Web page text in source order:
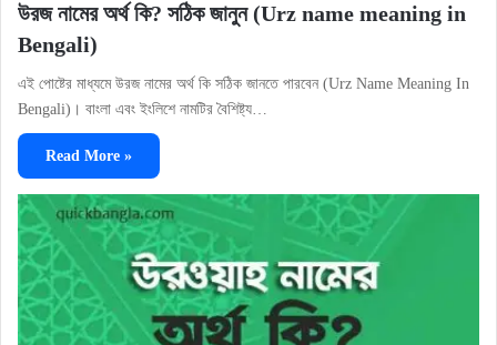
উরজ নামের অর্থ কি? সঠিক জানুন (Urz name meaning in
Bengali)
এই পোষ্টের মাধ্যমে উরজ নামের অর্থ কি সঠিক জানতে পারবেন (Urz Name Meaning In
Bengali)। বাংলা এবং ইংলিশে নামটির বৈশিষ্ট্য…
Read More »